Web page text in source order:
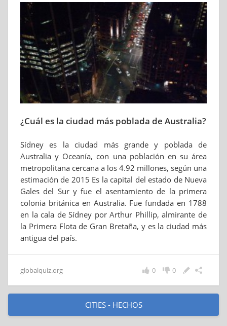
¿Cuál es la ciudad más poblada de Australia?
Sídney es la ciudad más grande y poblada de
Australia y Oceanía, con una población en su área
metropolitana cercana a los 4.92 millones, según una
estimación de 2015 Es la capital del estado de Nueva
Gales del Sur y fue el asentamiento de la primera
colonia británica en Australia. Fue fundada en 1788
en la cala de Sídney por Arthur Phillip, almirante de
la Primera Flota de Gran Bretaña, y es la ciudad más
antigua del país.
globalquiz.org 0
0
CITIES - HECHOS